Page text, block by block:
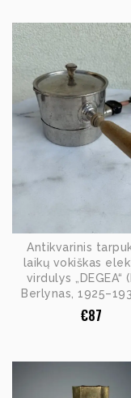
Antikvarinis
laikų vokiškas
virdulys „DEGEA“
Berlynas,
€87